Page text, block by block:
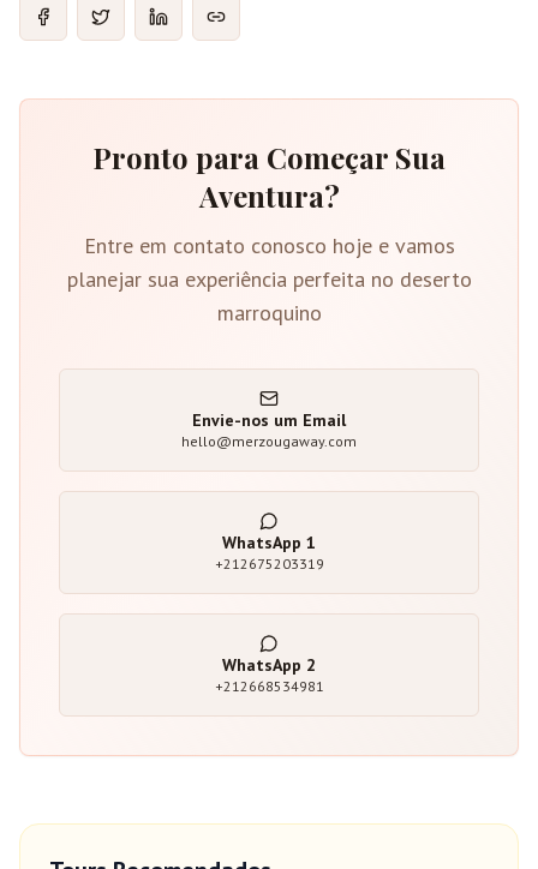
Pronto para Começar Sua
Aventura?
Entre em contato conosco hoje e vamos
planejar sua experiência perfeita no deserto
marroquino
Envie-nos um Email
hello@merzougaway.com
WhatsApp 1
+212675203319
WhatsApp 2
+212668534981